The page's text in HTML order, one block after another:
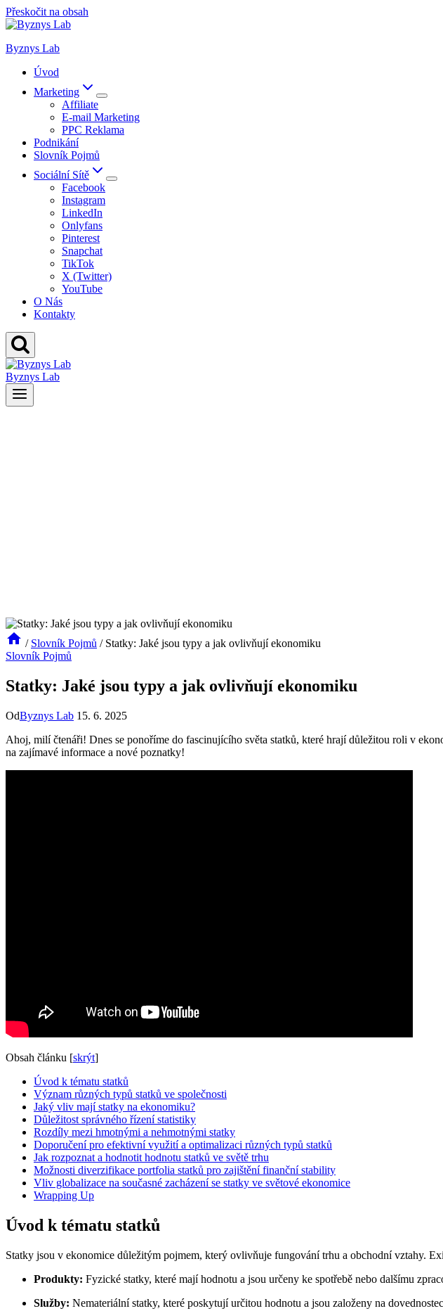
Přeskočit na obsah
Byznys Lab
Úvod
Marketing
Affiliate
E-mail Marketing
PPC Reklama
Podnikání
Slovník Pojmů
Sociální Sítě
Facebook
Instagram
LinkedIn
Onlyfans
Pinterest
Snapchat
TikTok
X (Twitter)
YouTube
O Nás
Kontakty
Byznys Lab
/ Slovník Pojmů / Statky: Jaké jsou typy a jak ovlivňují ekonomiku
Slovník Pojmů
Statky: Jaké jsou typy a jak ovlivňují ekonomiku
OdByznys Lab 15. 6. 2025
Ahoj, milí čtenáři! Dnes se ponoříme do fascinujícího světa statků, které hrají důležitou roli v
na zajímavé informace a nové poznatky!
Obsah článku [skrýt]
Úvod k tématu statků
Význam různých typů statků ve společnosti
Jaký vliv mají statky na ekonomiku?
Důležitost správného řízení statistiky
Rozdíly mezi hmotnými a nehmotnými statky
Doporučení pro efektivní využití a optimalizaci různých typů statků
Jak rozpoznat a hodnotit hodnotu statků ve světě trhu
Možnosti diverzifikace portfolia statků pro zajištění finanční stability
Vliv globalizace na současné zacházení se statky ve světové ekonomice
Wrapping Up
Úvod k tématu statků
Statky jsou v ekonomice důležitým pojmem, který ovlivňuje fungování trhu a obchodní vztahy.
Produkty: Fyzické statky, které mají hodnotu a jsou určeny ke spotřebě nebo dalšímu
Služby: Nemateriální statky, které poskytují určitou hodnotu a jsou založeny na